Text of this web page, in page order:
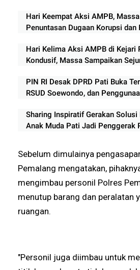
Hari Keempat Aksi AMPB,
Penuntasan Dugaan Korupsi dan
Hari Kelima Aksi AMPB di Kejari
Kondusif, Massa Sampaikan
PIN RI Desak DPRD Pati Buka
RSUD Soewondo, dan
Sharing Inspiratif Gerakan
Anak Muda Pati Jadi Penggerak
Sebelum dimulainya
Pemalang mengatakan,
mengimbau personil Polres
menutup barang dan peralatan
ruangan.
"Personil juga diimbau untuk